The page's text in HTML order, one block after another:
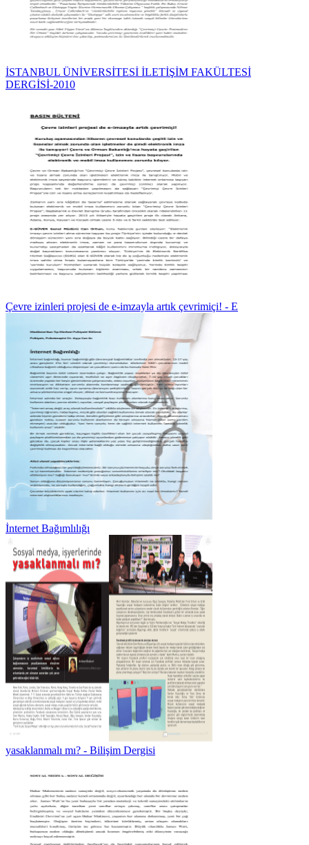
İSTANBUL ÜNİVERSİTESİ İLETİŞİM FAKÜLTESİ
DERGİSİ-2010
Çevre izinleri projesi de e-imzayla artık çevrimiçi! - E
İnternet Bağımlılığı
yasaklanmalı mı? - Bilişim Dergisi